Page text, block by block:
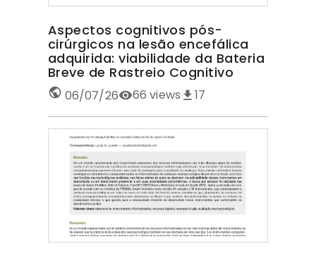
Aspectos cognitivos pós-
cirúrgicos na lesão encefálica
adquirida: viabilidade da Bateria
Breve de Rastreio Cognitivo
06/07/26 66 views 17